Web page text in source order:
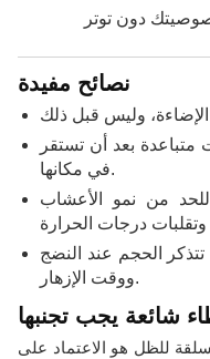
نصائح مفيدة
متباعدة بعد أن تستقر
في مكانها.
للحد من نمو الأعشاب
الحجم عند النضج
ووقت الإزهار.
شائعة يجب تجنبها
للظل هو الاعتماد على